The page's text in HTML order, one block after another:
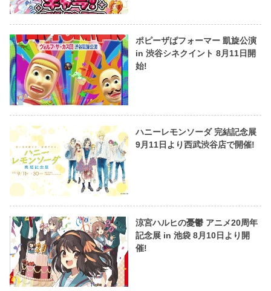
ポピーザぱフォーマー 凱旋公演
in 渋谷シネクイント 8月11日開
始!
ハニーレモンソーダ 完結記念展
9月11日より西武渋谷店で開催!
涼宮ハルヒの憂鬱 アニメ20周年
記念展 in 池袋 8月10日より開
催!